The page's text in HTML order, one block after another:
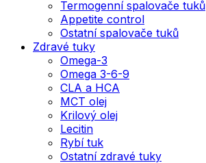
Termogenní spalovače tuků
Appetite control
Ostatní spalovače tuků
Zdravé tuky
Omega-3
Omega 3-6-9
CLA a HCA
MCT olej
Krilový olej
Lecitin
Rybí tuk
Ostatní zdravé tuky